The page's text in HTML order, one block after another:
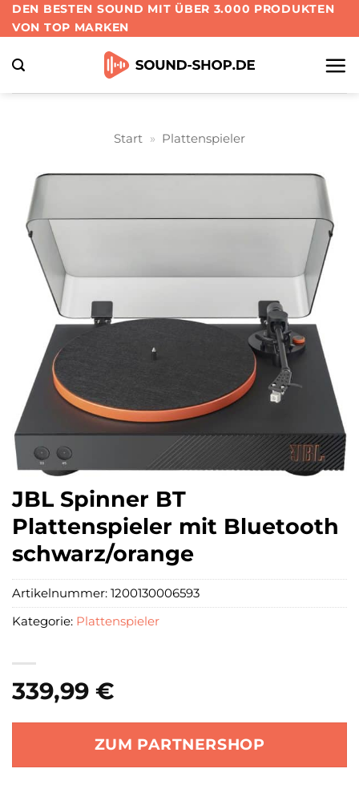
Zum
Inhalt
springen
DEN BESTEN SOUND MIT ÜBER 3.000 PRODUKTEN
VON TOP MARKEN
Start » Plattenspieler
JBL Spinner BT
Plattenspieler mit Bluetooth
schwarz/orange
339,99 €
ZUM PARTNERSHOP
Artikelnummer: 1200130006593
Kategorie: Plattenspieler